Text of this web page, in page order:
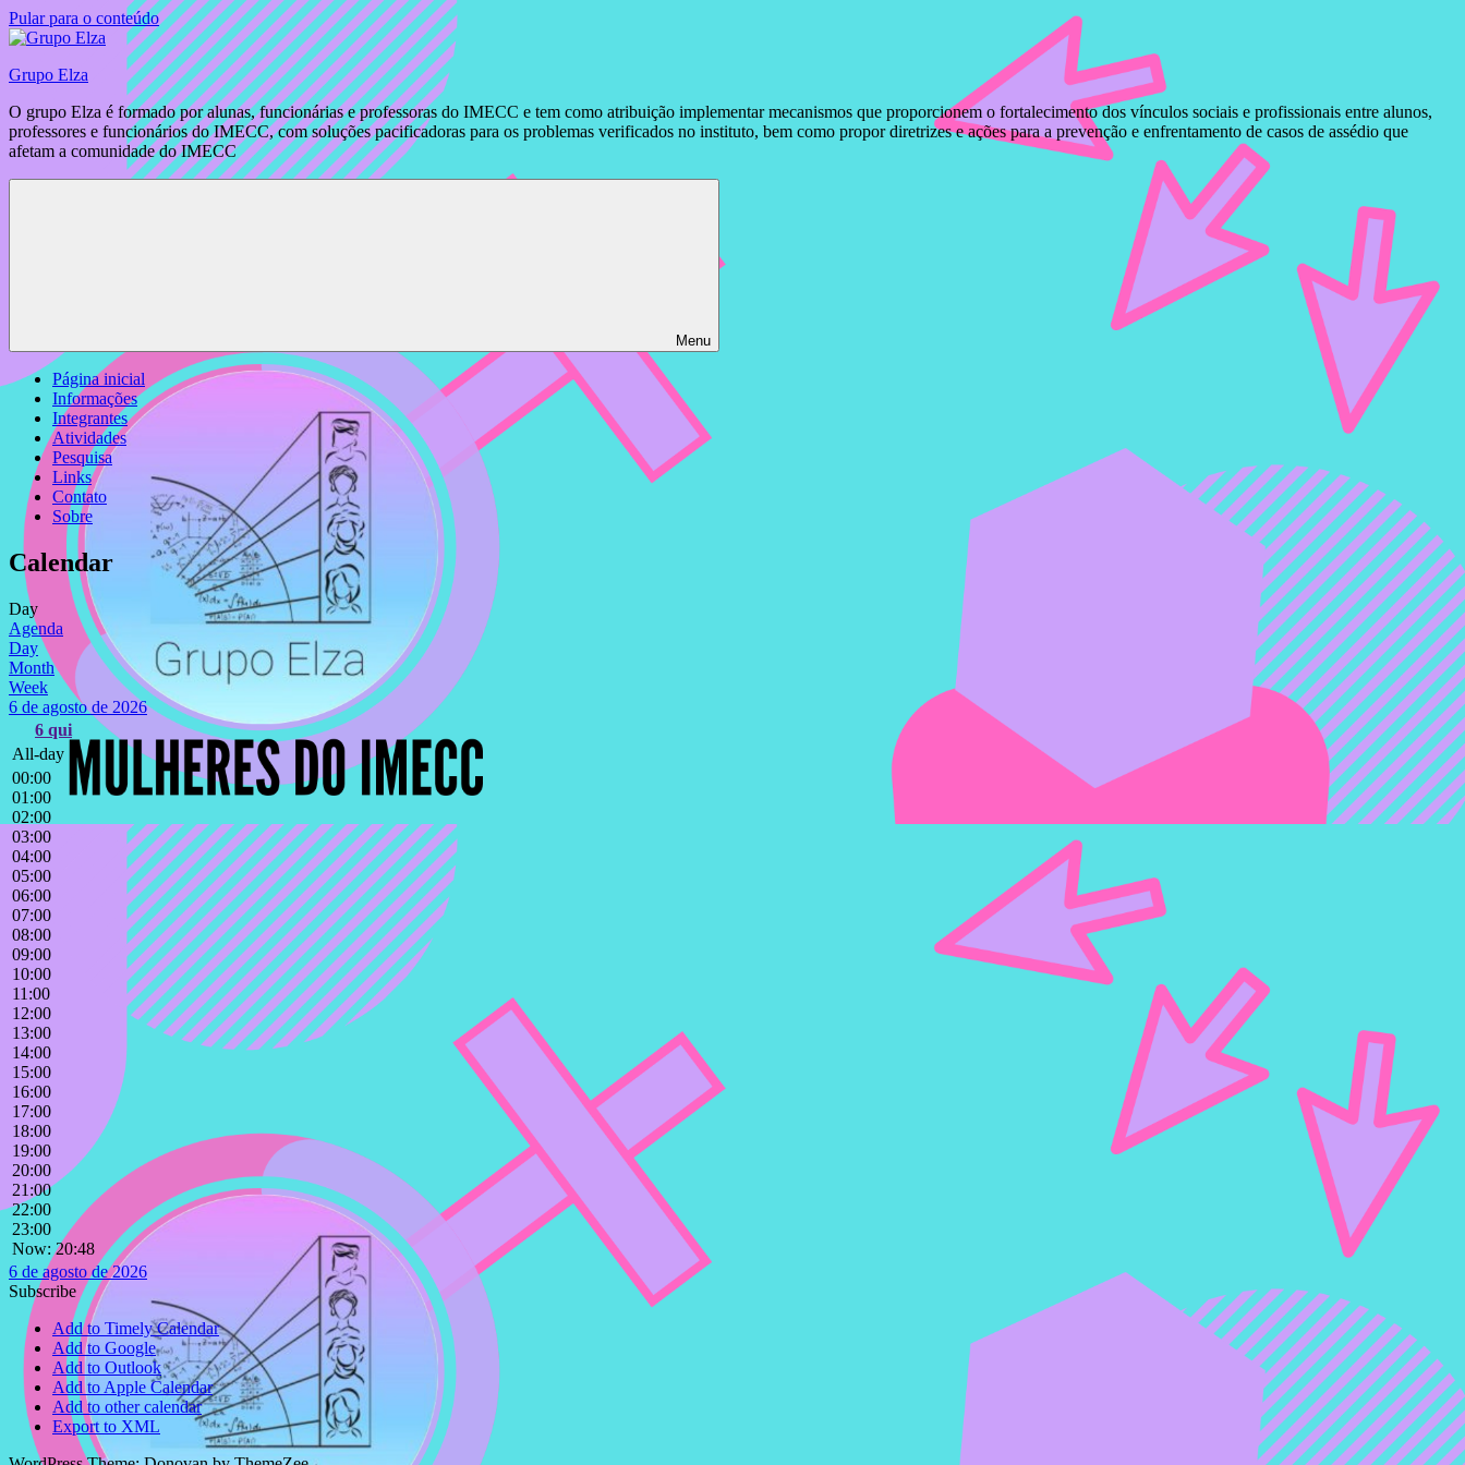
Pular para o conteúdo
Grupo Elza
O grupo Elza é formado por alunas, funcionárias e professoras do IMECC e tem como atribuição implementar mecanismos que proporcionem o fortalecimento dos vínculos sociais e profissionais entre alunos,
professores e funcionários do IMECC, com soluções pacificadoras para os problemas verificados no instituto, bem como propor diretrizes e ações para a prevenção e enfrentamento de casos de assédio que
afetam a comunidade do IMECC
Menu
Página inicial
Informações
Integrantes
Atividades
Pesquisa
Links
Contato
Sobre
Calendar
Day
Agenda
Day
Month
Week
6 de agosto de 2026
6 qui
All-day
00:00
01:00
02:00
03:00
04:00
05:00
06:00
07:00
08:00
09:00
10:00
11:00
12:00
13:00
14:00
15:00
16:00
17:00
18:00
19:00
20:00
21:00
22:00
23:00
Now: 20:48
6 de agosto de 2026
Subscribe
Add to Timely Calendar
Add to Google
Add to Outlook
Add to Apple Calendar
Add to other calendar
Export to XML